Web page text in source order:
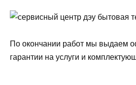
По окончании работ мы выдаем
гарантии на услуги и